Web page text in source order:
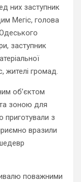
них заступник
Мегіс, голова
заступник
жителі громад.
об’єктом
зоною для
з
вразили
поважними